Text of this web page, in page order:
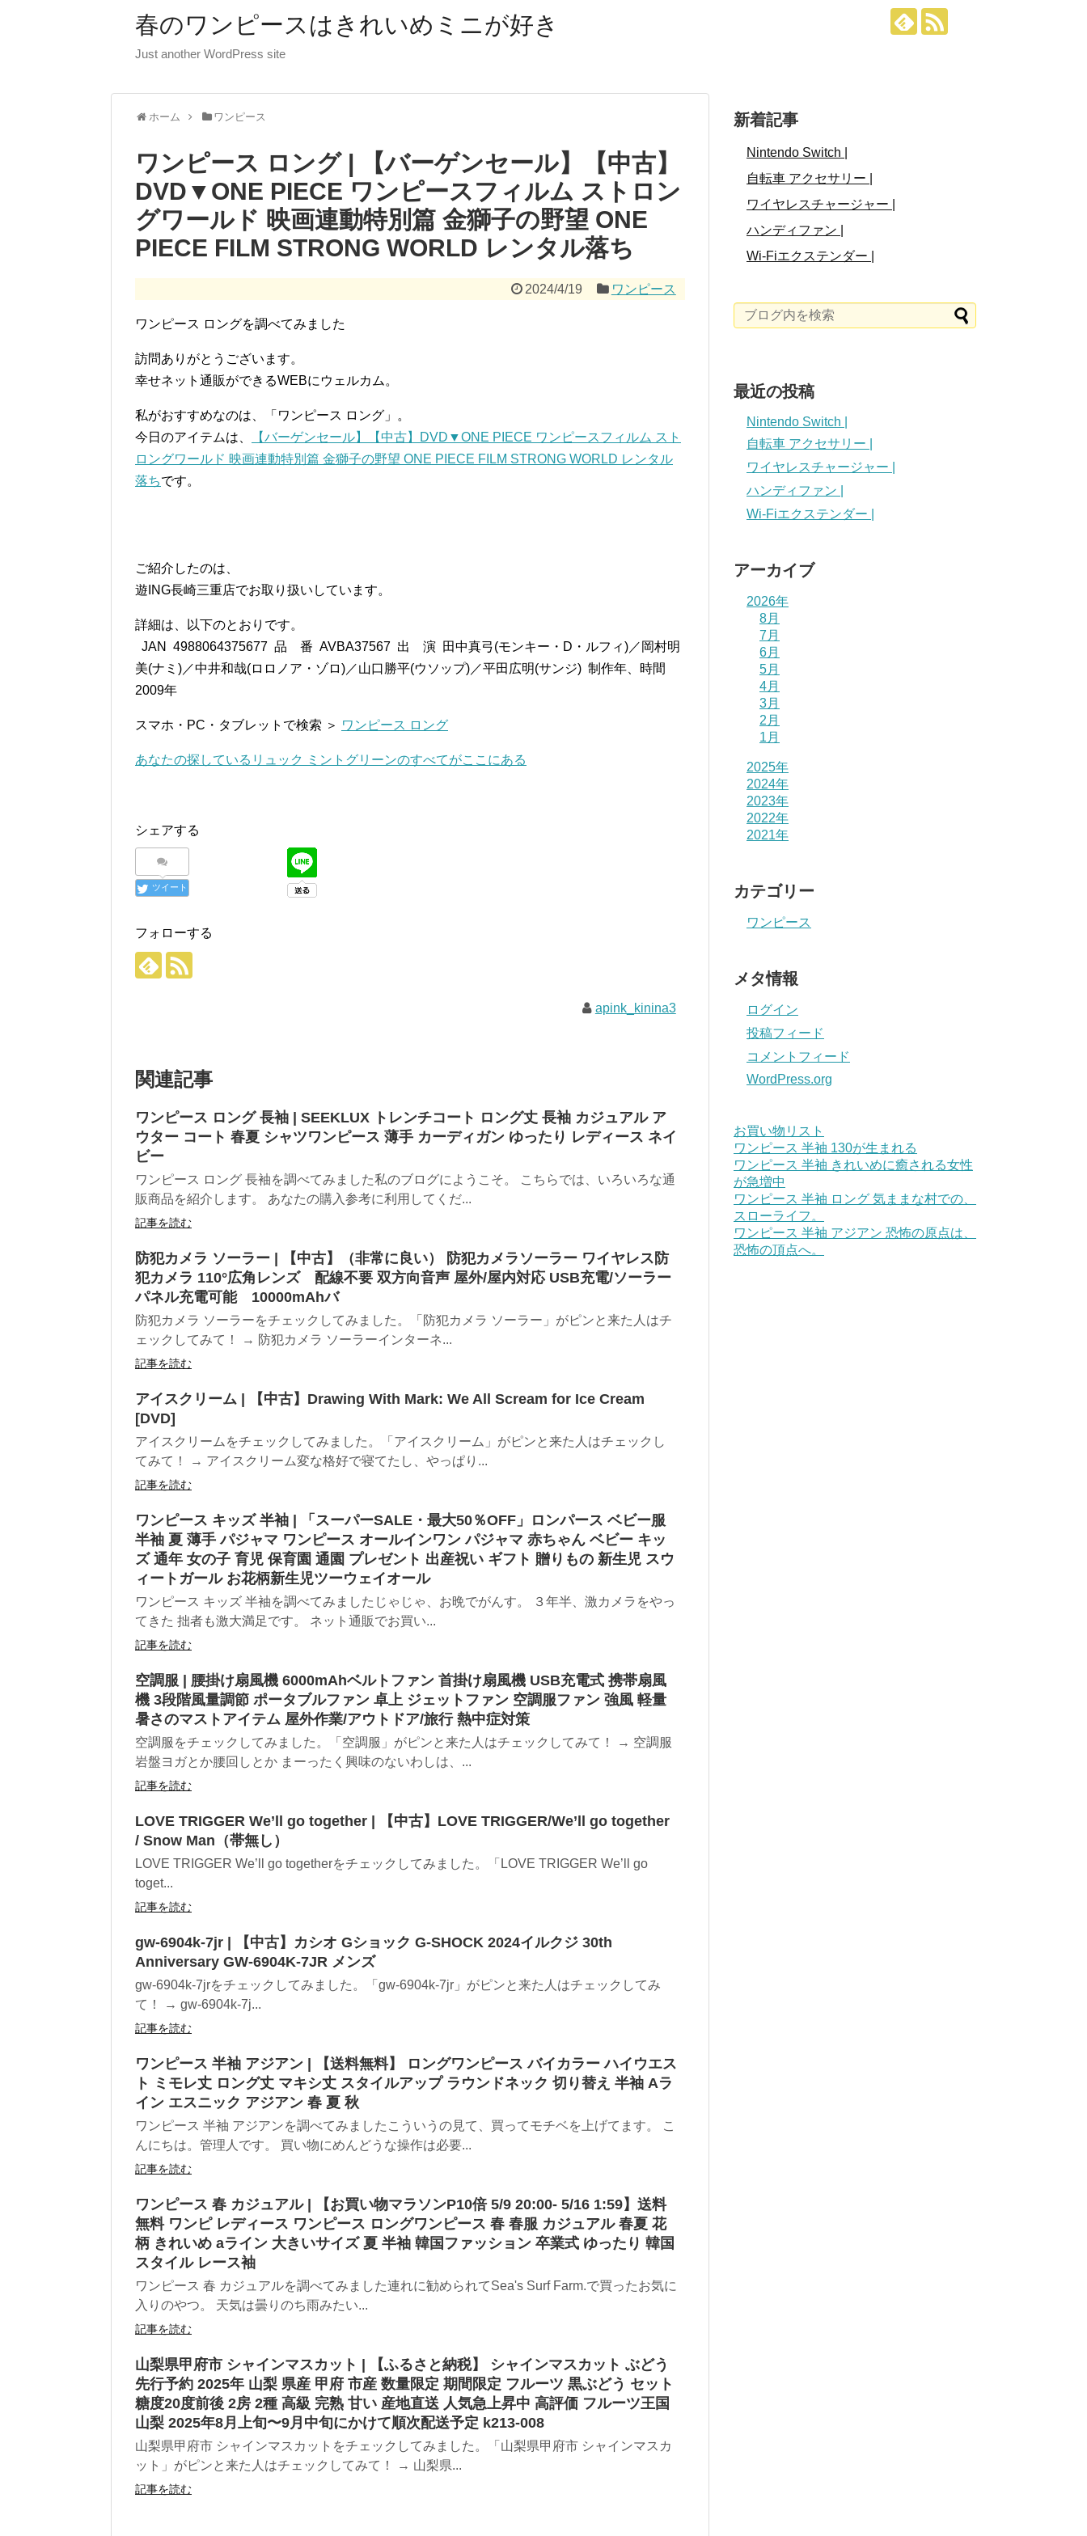
春のワンピースはきれいめミニが好き
Just another WordPress site
ホーム ワンピース
ワンピース ロング | 【バーゲンセール】【中古】
DVD▼ONE PIECE ワンピースフィルム ストロン
グワールド 映画連動特別篇 金獅子の野望 ONE
PIECE FILM STRONG WORLD レンタル落ち
2024/4/19 ワンピース
ワンピース ロングを調べてみました
訪問ありがとうございます。
幸せネット通販ができるWEBにウェルカム。
私がおすすめなのは、「ワンピース ロング」。
今日のアイテムは、
【バーゲンセール】【中古】DVD▼ONE PIECE ワンピースフィルム スト
ロングワールド 映画連動特別篇 金獅子の野望 ONE PIECE FILM STRONG WORLD レンタル
落ちです。
ご紹介したのは、
遊ING長崎三重店でお取り扱いしています。
詳細は、以下のとおりです。
JAN 4988064375677 品 番 AVBA37567 出 演 田中真弓(モンキー・D・ルフィ)／岡村明
美(ナミ)／中井和哉(ロロノア・ゾロ)／山口勝平(ウソップ)／平田広明(サンジ) 制作年、時間
2009年
スマホ・PC・タブレットで検索 ＞ ワンピース ロング
あなたの探しているリュック ミントグリーンのすべてがここにある
シェアする
ツイート
フォローする
apink_kinina3
関連記事
ワンピース ロング 長袖 | SEEKLUX トレンチコート ロング丈 長袖 カジュアル ア
ウター コート 春夏 シャツワンピース 薄手 カーディガン ゆったり レディース ネイ
ビー
ワンピース ロング 長袖を調べてみました私のブログにようこそ。 こちらでは、いろいろな通
販商品を紹介します。 あなたの購入参考に利用してくだ...
記事を読む
防犯カメラ ソーラー | 【中古】（非常に良い） 防犯カメラソーラー ワイヤレス防
犯カメラ 110°広角レンズ 配線不要 双方向音声 屋外/屋内対応 USB充電/ソーラー
パネル充電可能 10000mAhバ
防犯カメラ ソーラーをチェックしてみました。「防犯カメラ ソーラー」がピンと来た人はチ
ェックしてみて！ → 防犯カメラ ソーラーインターネ...
記事を読む
アイスクリーム | 【中古】Drawing With Mark: We All Scream for Ice Cream
[DVD]
アイスクリームをチェックしてみました。「アイスクリーム」がピンと来た人はチェックし
てみて！ → アイスクリーム変な格好で寝てたし、やっぱり...
記事を読む
ワンピース キッズ 半袖 | 「スーパーSALE・最大50％ОFF」ロンパース ベビー服
半袖 夏 薄手 パジャマ ワンピース オールインワン パジャマ 赤ちゃん ベビー キッ
ズ 通年 女の子 育児 保育園 通園 プレゼント 出産祝い ギフト 贈りもの 新生児 スウ
ィートガール お花柄新生児ツーウェイオール
ワンピース キッズ 半袖を調べてみましたじゃじゃ、お晩でがんす。 ３年半、激カメラをやっ
てきた 拙者も激大満足です。 ネット通販でお買い...
記事を読む
空調服 | 腰掛け扇風機 6000mAhベルトファン 首掛け扇風機 USB充電式 携帯扇風
機 3段階風量調節 ポータブルファン 卓上 ジェットファン 空調服ファン 強風 軽量
暑さのマストアイテム 屋外作業/アウトドア/旅行 熱中症対策
空調服をチェックしてみました。「空調服」がピンと来た人はチェックしてみて！ → 空調服
岩盤ヨガとか腰回しとか まーったく興味のないわしは、...
記事を読む
LOVE TRIGGER We’ll go together | 【中古】LOVE TRIGGER/We’ll go together
/ Snow Man（帯無し）
LOVE TRIGGER We’ll go togetherをチェックしてみました。「LOVE TRIGGER We’ll go
toget...
記事を読む
gw-6904k-7jr | 【中古】カシオ Gショック G-SHOCK 2024イルクジ 30th
Anniversary GW-6904K-7JR メンズ
gw-6904k-7jrをチェックしてみました。「gw-6904k-7jr」がピンと来た人はチェックしてみ
て！ → gw-6904k-7j...
記事を読む
ワンピース 半袖 アジアン | 【送料無料】 ロングワンピース バイカラー ハイウエス
ト ミモレ丈 ロング丈 マキシ丈 スタイルアップ ラウンドネック 切り替え 半袖 Aラ
イン エスニック アジアン 春 夏 秋
ワンピース 半袖 アジアンを調べてみましたこういうの見て、買ってモチベを上げてます。 こ
んにちは。管理人です。 買い物にめんどうな操作は必要...
記事を読む
ワンピース 春 カジュアル | 【お買い物マラソンP10倍 5/9 20:00- 5/16 1:59】送料
無料 ワンピ レディース ワンピース ロングワンピース 春 春服 カジュアル 春夏 花
柄 きれいめ aライン 大きいサイズ 夏 半袖 韓国ファッション 卒業式 ゆったり 韓国
スタイル レース袖
ワンピース 春 カジュアルを調べてみました連れに勧められてSea's Surf Farm.で買ったお気に
入りのやつ。 天気は曇りのち雨みたい...
記事を読む
山梨県甲府市 シャインマスカット | 【ふるさと納税】 シャインマスカット ぶどう
先行予約 2025年 山梨 県産 甲府 市産 数量限定 期間限定 フルーツ 黒ぶどう セット
糖度20度前後 2房 2種 高級 完熟 甘い 産地直送 人気急上昇中 高評価 フルーツ王国
山梨 2025年8月上旬〜9月中旬にかけて順次配送予定 k213-008
山梨県甲府市 シャインマスカットをチェックしてみました。「山梨県甲府市 シャインマスカ
ット」がピンと来た人はチェックしてみて！ → 山梨県...
記事を読む
新着記事
Nintendo Switch |
自転車 アクセサリー |
ワイヤレスチャージャー |
ハンディファン |
Wi-Fiエクステンダー |
最近の投稿
Nintendo Switch |
自転車 アクセサリー |
ワイヤレスチャージャー |
ハンディファン |
Wi-Fiエクステンダー |
アーカイブ
2026年
8月
7月
6月
5月
4月
3月
2月
1月
2025年
2024年
2023年
2022年
2021年
カテゴリー
ワンピース
メタ情報
ログイン
投稿フィード
コメントフィード
WordPress.org
お買い物リスト
ワンピース 半袖 130が生まれる
ワンピース 半袖 きれいめに癒される女性
が急増中
ワンピース 半袖 ロング 気ままな村での、
スローライフ。
ワンピース 半袖 アジアン 恐怖の原点は、
恐怖の頂点へ。